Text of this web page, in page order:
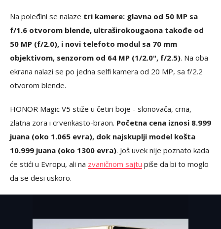
Na poleđini se nalaze tri kamere: glavna od 50 MP sa
f/1.6 otvorom blende, ultraširokougaona takođe od
50 MP (f/2.0), i novi telefoto modul sa 70 mm
objektivom, senzorom od 64 MP (1/2.0", f/2.5). Na oba
ekrana nalazi se po jedna selfi kamera od 20 MP, sa f/2.2
otvorom blende.
HONOR Magic V5 stiže u četiri boje - slonovača, crna,
zlatna zora i crvenkasto-braon. Početna cena iznosi 8.999
juana (oko 1.065 evra), dok najskuplji model košta
10.999 juana (oko 1300 evra). Još uvek nije poznato kada
će stići u Evropu, ali na zvaničnom sajtu piše da bi to moglo
da se desi uskoro.